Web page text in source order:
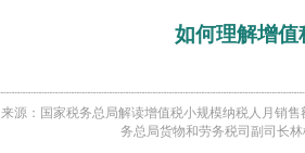
如何理解增值
来源：国家税务总局解读增值税小规模纳税人月销售
务总局货物和劳务税司副司长